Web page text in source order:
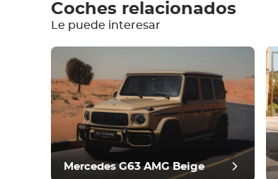
Equipamiento
Cómodo
Climatización
Conducir
Condición
Coches relacionados
Le puede interesar
Mercedes G63 AMG Beige